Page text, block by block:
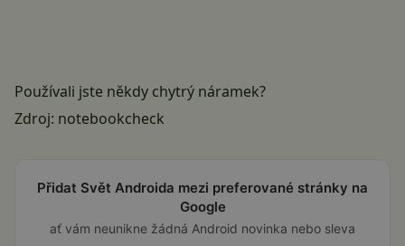
Používali jste někdy chytrý náramek?
Zdroj: notebookcheck
Přidat Svět Androida mezi preferované stránky na
Google
ať vám neunikne žádná Android novinka nebo sleva